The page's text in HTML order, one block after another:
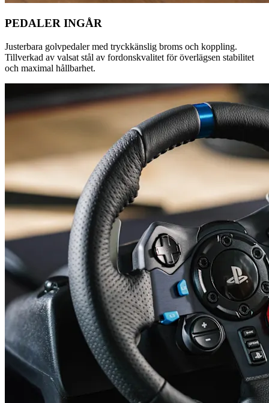
PEDALER INGÅR
Justerbara golvpedaler med tryckkänslig broms och koppling.
Tillverkad av valsat stål av fordonskvalitet för överlägsen stabilitet
och maximal hållbarhet.